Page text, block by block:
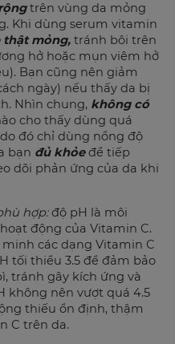
trên vùng da mỏng
Khi dùng serum vitamin
thật mỏng, tránh bôi trên
hở hoặc mụn viêm hở
Bạn cũng nên giảm
ngày) nếu thấy da bị
Nhìn chung, không có
cho thấy dùng quá
đó chỉ dùng nồng độ
bạn đủ khỏe để tiếp
dõi phản ứng của da khi
hợp:độ pH là môi
động của Vitamin C.
các dạng Vitamin C
tối thiểu 3.5 để đảm bảo
tránh gây kích ứng và
không nên vượt quá 4.5
thiếu ổn định, thậm
C trên da.